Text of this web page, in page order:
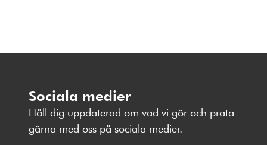
Sociala medier
Håll dig uppdaterad om vad vi gör och prata
gärna med oss på sociala medier.